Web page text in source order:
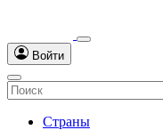
Войти
Страны